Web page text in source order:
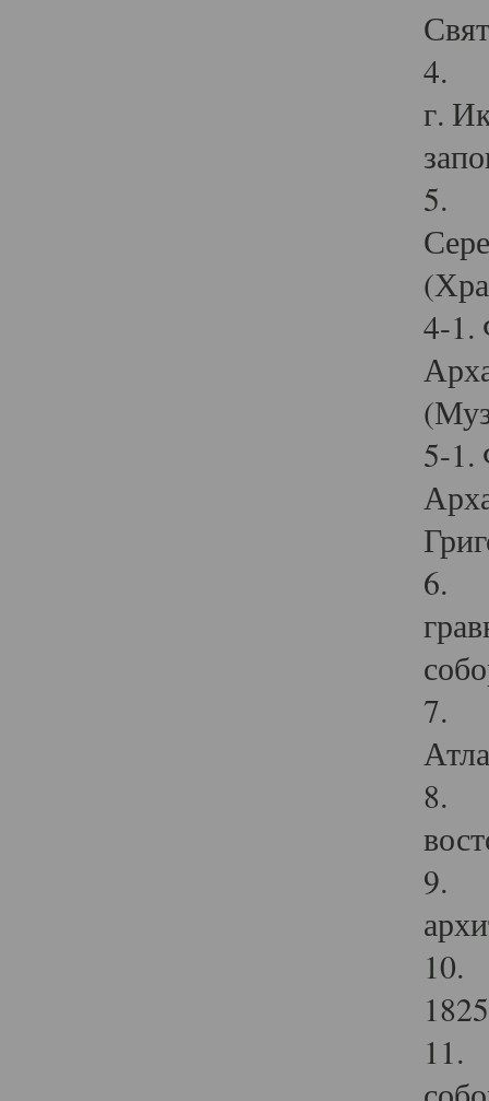
4.
г.
5.
4-1.
5-1.
6.
7.
8.
9.
10.
11.